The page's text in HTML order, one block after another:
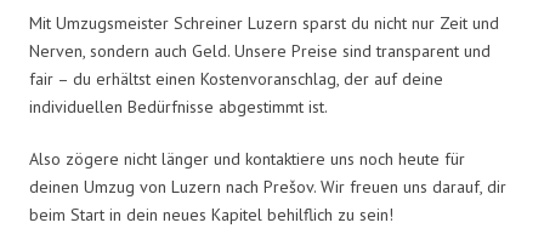
Mit Umzugsmeister Schreiner Luzern sparst du nicht nur Zeit und
Nerven, sondern auch Geld. Unsere Preise sind transparent und
fair – du erhältst einen Kostenvoranschlag, der auf deine
individuellen Bedürfnisse abgestimmt ist.
Also zögere nicht länger und kontaktiere uns noch heute für
deinen Umzug von Luzern nach Prešov. Wir freuen uns darauf, dir
beim Start in dein neues Kapitel behilflich zu sein!